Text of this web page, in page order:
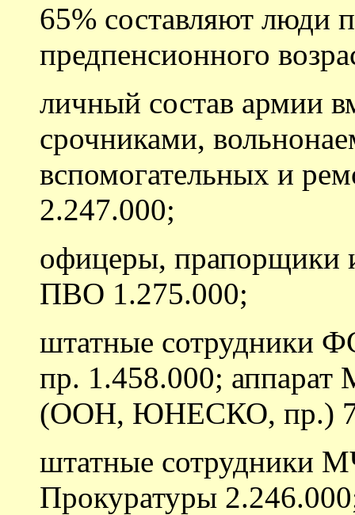
65% составляют люди
предпенсионного
личный состав армии
срочниками,
вспомогательных и
2.247.000;
офицеры, прапорщики
ПВО 1.275.000;
штатные
пр. 1.458.000;
(ООН, ЮНЕСКО, пр.)
штатные
Прокуратуры